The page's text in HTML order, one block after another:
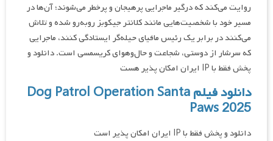
روایت می‌کند که درگیر ماجرایی پرهیجان و پرخطر می‌شوند؛ آن‌ها در
مسیر خود با شخصیت‌هایی مانند کلانتر جیکوبز روبه‌رو شده و تلاش
می‌کنند در برابر یک رئیس مافیای حیله‌گر ایستادگی کنند، ماجرایی
که سرشار از دوستی، شجاعت و حال‌وهوای کریسمسی است. دانلود و
پخش فقط با IP ایران امکان پذیر هست
دانلود فیلم Dog Patrol Operation Santa
Paws 2025
دانلود و پخش فقط با IP ایران امکان پذیر است